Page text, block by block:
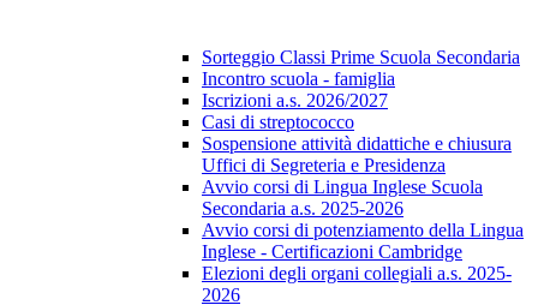
Sorteggio Classi Prime Scuola Secondaria
Incontro scuola - famiglia
Iscrizioni a.s. 2026/2027
Casi di streptococco
Sospensione attività didattiche e chiusura
Uffici di Segreteria e Presidenza
Avvio corsi di Lingua Inglese Scuola
Secondaria a.s. 2025-2026
Avvio corsi di potenziamento della Lingua
Inglese - Certificazioni Cambridge
Elezioni degli organi collegiali a.s. 2025-
2026